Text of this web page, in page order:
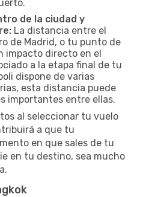
de la ciudad y
La distancia entre el
de Madrid, o tu punto de
impacto directo en el
a la etapa final de tu
dispone de varias
esta distancia puede
importantes entre ellas.
al seleccionar tu vuelo
a que tu
en que sales de tu
en tu destino, sea mucho